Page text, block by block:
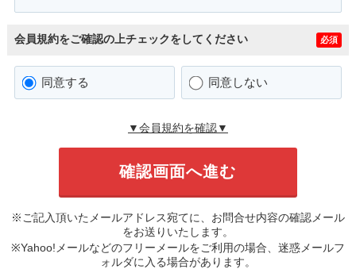
会員規約をご確認の上チェックをしてください 必須
同意する 同意しない
▼会員規約を確認▼
※ご記入頂いたメールアドレス宛てに、お問合せ内容の確認メール
をお送りいたします。
※Yahoo!メールなどのフリーメールをご利用の場合、迷惑メールフ
ォルダに入る場合があります。